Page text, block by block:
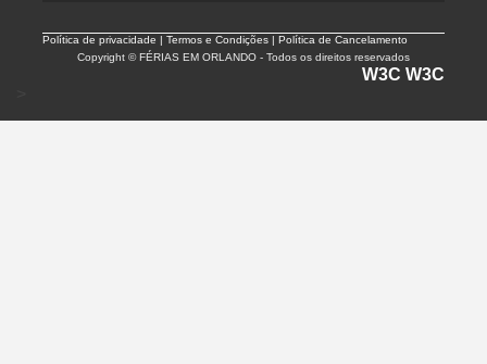
Política de privacidade |Termos e Condições | Política de Cancelamento
Copyright © FÉRIAS EM ORLANDO - Todos os direitos reservados
W3C W3C